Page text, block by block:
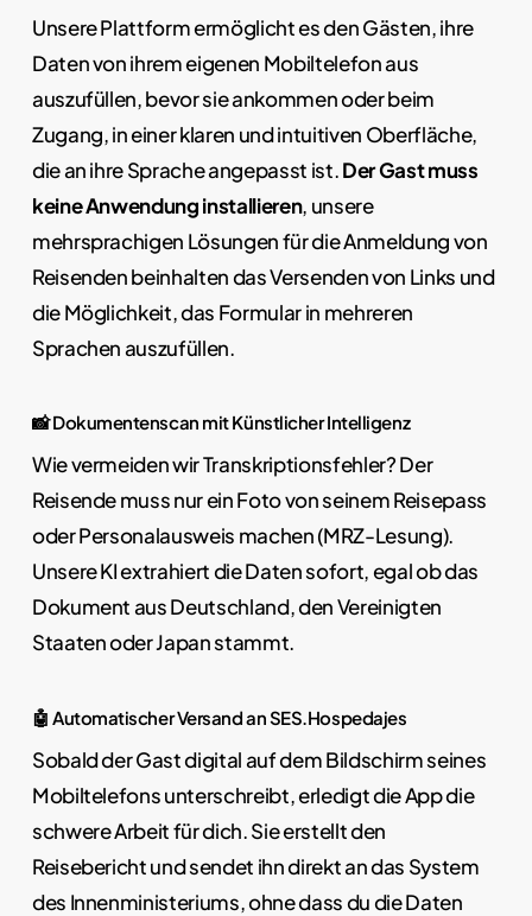
Unsere Plattform ermöglicht es den Gästen, ihre
Daten von ihrem eigenen Mobiltelefon aus
auszufüllen, bevor sie ankommen oder beim
Zugang, in einer klaren und intuitiven Oberfläche,
die an ihre Sprache angepasst ist.Der Gast muss
keine Anwendung installieren, unsere
mehrsprachigen Lösungen für die Anmeldung von
Reisenden beinhalten das Versenden von Links und
die Möglichkeit, das Formular in mehreren
Sprachen auszufüllen.
📸 Dokumentenscan mit Künstlicher Intelligenz
Wie vermeiden wir Transkriptionsfehler? Der
Reisende muss nur ein Foto von seinem Reisepass
oder Personalausweis machen (MRZ-Lesung).
Unsere KI extrahiert die Daten sofort, egal ob das
Dokument aus Deutschland, den Vereinigten
Staaten oder Japan stammt.
🤖 Automatischer Versand an SES.Hospedajes
Sobald der Gast digital auf dem Bildschirm seines
Mobiltelefons unterschreibt, erledigt die App die
schwere Arbeit für dich. Sie erstellt den
Reisebericht und sendet ihn direkt an das System
des Innenministeriums, ohne dass du die Daten